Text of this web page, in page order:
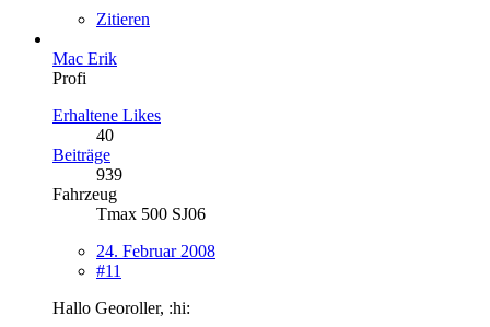
Zitieren
Mac Erik
Profi
Erhaltene Likes
40
Beiträge
939
Fahrzeug
Tmax 500 SJ06
24. Februar 2008
#11
Hallo Georoller, :hi: